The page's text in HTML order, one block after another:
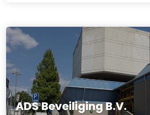
ADS Beveiliging B.V.